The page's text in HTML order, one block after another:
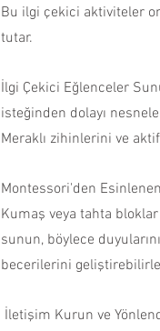
Bu ilgi çekici aktiviteler
tutar.
İlgi Çekici Eğlenceler
isteğinden dolayı
Meraklı zihinlerini ve
Montessori'den
Kumaş veya tahta
sunun, böylece
becerilerini
İletişim Kurun ve